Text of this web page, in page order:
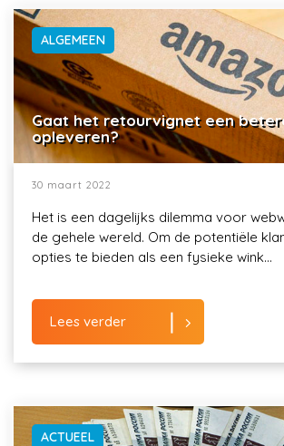
ALGEMEEN
Gaat het retourvignet een
opleveren?
30 maart 2022
Het is een dagelijks dilemma voor
de gehele wereld. Om de potentiële
opties te bieden als een fysieke wink...
Lees verder
ACTUEEL